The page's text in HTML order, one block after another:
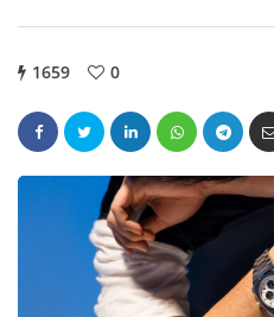
1659 0